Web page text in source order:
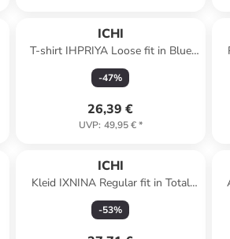
ICHI
T-shirt IHPRIYA Loose fit in Blue
Mirage jaquard
-47%
26,39 €
UVP: 49,95 €*
ICHI
Kleid IXNINA Regular fit in Total
Eclipse w. Blue Flowers
-53%